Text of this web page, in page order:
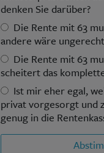
denken Sie darüber?
Die Rente mit 63
andere wäre ungerecht
Die Rente mit 63
scheitert das
Ist mir eher egal,
privat vorgesorgt und
genug in die